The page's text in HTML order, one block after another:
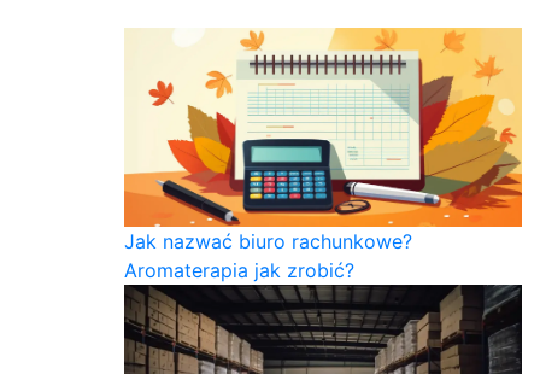
Jak nazwać biuro rachunkowe?
Aromaterapia jak zrobić?